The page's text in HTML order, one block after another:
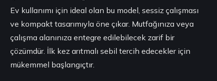
Ev kullanımı için ideal olan bu model, sessiz çalışması
ve kompakt tasarımıyla öne çıkar. Mutfağınıza veya
çalışma alanınıza entegre edilebilecek zarif bir
çözümdür. İlk kez arıtmalı sebil tercih edecekler için
mükemmel başlangıçtır.